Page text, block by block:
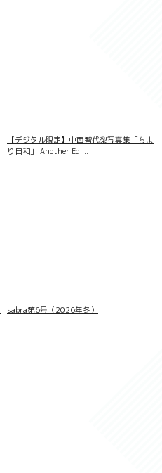
【デジタル限定】中西智代梨写真集「ちよ
り日和」 Another Edi...
sabra第6号（2026年冬）